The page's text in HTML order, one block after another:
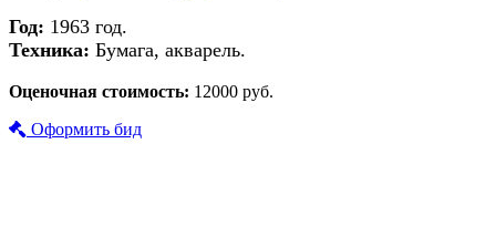
Год: 1963 год.
Техника: Бумага, акварель.
Оценочная стоимость: 12000 руб.
Оформить бид